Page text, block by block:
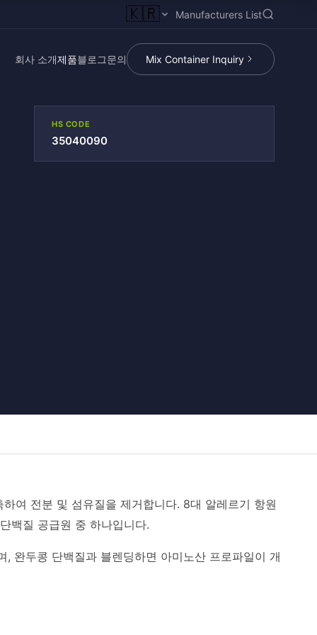
🇰🇷 Manufacturers List
회사 소개제품블로그문의 Mix Container Inquiry
HS CODE
35040090
여 전분 및 섬유질을 제거합니다. 8대 알레르기 항원
백질 공급원 중 하나입니다.
완두콩 단백질과 블렌딩하면 아미노산 프로파일이 개